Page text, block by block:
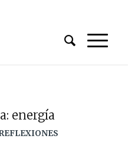
energía